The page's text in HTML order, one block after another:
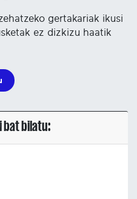
gertakariak ikusi
ez dizkizu haatik
bat bilatu: